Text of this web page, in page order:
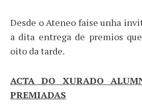
Desde o Ateneo faise unha
a dita entrega de premios
oito da tarde.
ACTA DO XURADO
PREMIADAS